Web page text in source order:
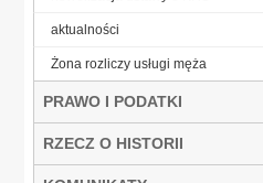
aktualności
Żona rozliczy usługi męża
PRAWO I PODATKI
RZECZ O HISTORII